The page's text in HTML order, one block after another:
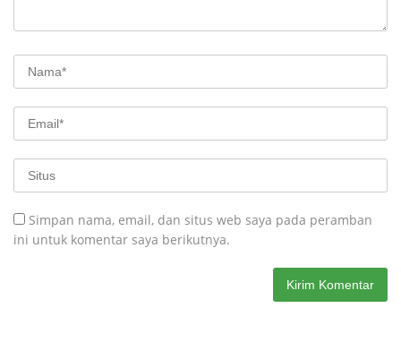
Simpan nama, email, dan situs web saya pada peramban
ini untuk komentar saya berikutnya.